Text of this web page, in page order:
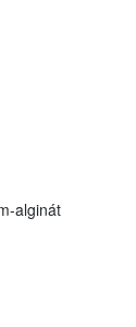
alginát